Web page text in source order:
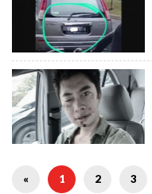
« 1 2 3